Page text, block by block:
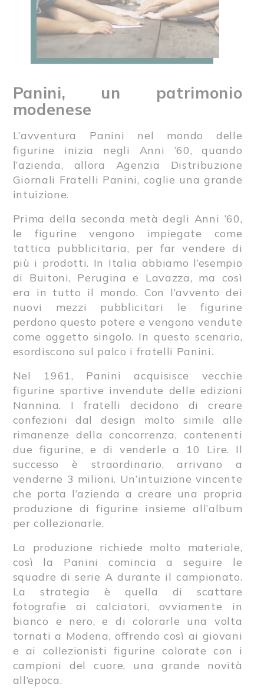
Panini, un patrimonio
modenese
L’avventura Panini nel mondo delle
figurine inizia negli Anni ’60, quando
l’azienda, allora Agenzia Distribuzione
Giornali Fratelli Panini, coglie una grande
intuizione.
Prima della seconda metà degli Anni ’60,
le figurine vengono impiegate come
tattica pubblicitaria, per far vendere di
più i prodotti. In Italia abbiamo l’esempio
di Buitoni, Perugina e Lavazza, ma così
era in tutto il mondo. Con l’avvento dei
nuovi mezzi pubblicitari le figurine
perdono questo potere e vengono vendute
come oggetto singolo. In questo scenario,
esordiscono sul palco i fratelli Panini.
Nel 1961, Panini acquisisce vecchie
figurine sportive invendute delle edizioni
Nannina. I fratelli decidono di creare
confezioni dal design molto simile alle
rimanenze della concorrenza, contenenti
due figurine, e di venderle a 10 Lire. Il
successo è straordinario, arrivano a
venderne 3 milioni. Un’intuizione vincente
che porta l’azienda a creare una propria
produzione di figurine insieme all’album
per collezionarle.
La produzione richiede molto materiale,
così la Panini comincia a seguire le
squadre di serie A durante il campionato.
La strategia è quella di scattare
fotografie ai calciatori, ovviamente in
bianco e nero, e di colorarle una volta
tornati a Modena, offrendo così ai giovani
e ai collezionisti figurine colorate con i
campioni del cuore, una grande novità
all’epoca.